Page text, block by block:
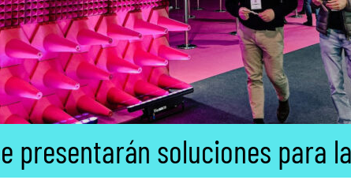
presentarán soluciones para la